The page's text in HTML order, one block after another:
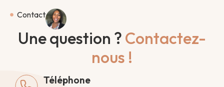
Contact
Une question ? Contactez-
nous !
Téléphone